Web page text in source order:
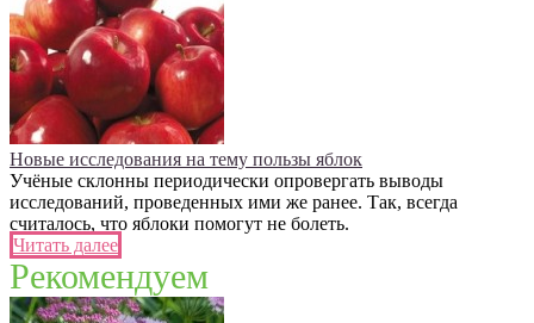
Новые исследования на тему пользы яблок
Учёные склонны периодически опровергать выводы
исследований, проведенных ими же ранее. Так, всегда
считалось, что яблоки помогут не болеть.
Читать далее
Рекомендуем